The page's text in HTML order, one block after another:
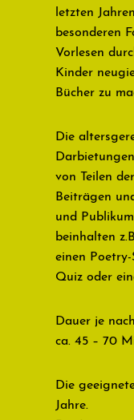
letzten
besonderen
Vorlesen
Kinder
Bücher zu
Die
von Teilen
Beiträgen
und
beinhalten
einen Poetry-
Quiz oder
Dauer je
ca. 45 – 70
Die
Jahre.